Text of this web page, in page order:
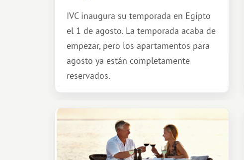
IVC inaugura su temporada en Egipto
el 1 de agosto. La temporada acaba de
empezar, pero los apartamentos para
agosto ya están completamente
reservados.